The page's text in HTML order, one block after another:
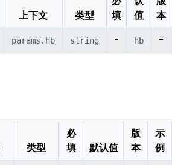
上下文 类型
填
值
本
params.hb string - hb -
类型
必
填
默认值
版
本
示
例